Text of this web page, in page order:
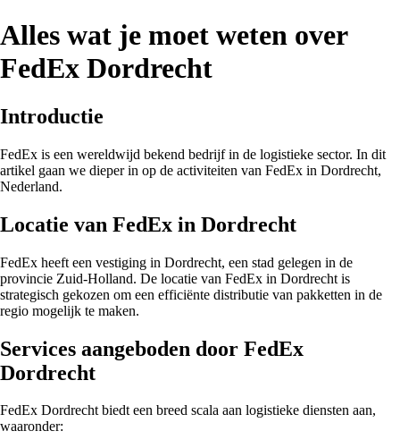
Alles wat je moet weten over
FedEx Dordrecht
Introductie
FedEx is een wereldwijd bekend bedrijf in de logistieke sector. In dit
artikel gaan we dieper in op de activiteiten van FedEx in Dordrecht,
Nederland.
Locatie van FedEx in Dordrecht
FedEx heeft een vestiging in Dordrecht, een stad gelegen in de
provincie Zuid-Holland. De locatie van FedEx in Dordrecht is
strategisch gekozen om een efficiënte distributie van pakketten in de
regio mogelijk te maken.
Services aangeboden door FedEx
Dordrecht
FedEx Dordrecht biedt een breed scala aan logistieke diensten aan,
waaronder: